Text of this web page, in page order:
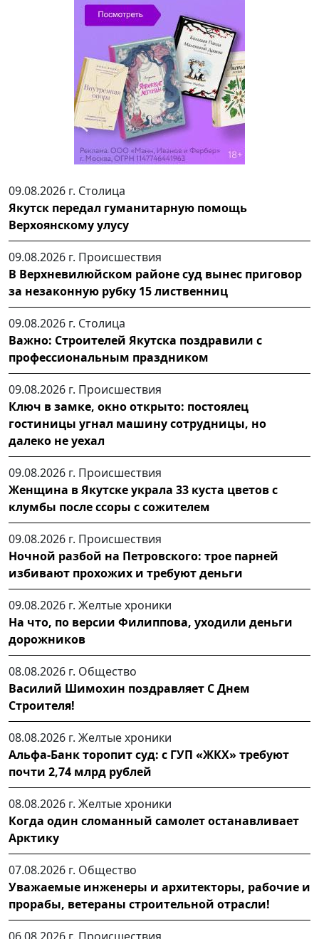
09.08.2026 г. Столица
Якутск передал гуманитарную помощь
Верхоянскому улусу
09.08.2026 г. Происшествия
В Верхневилюйском районе суд вынес приговор
за незаконную рубку 15 лиственниц
09.08.2026 г. Столица
Важно: Строителей Якутска поздравили с
профессиональным праздником
09.08.2026 г. Происшествия
Ключ в замке, окно открыто: постоялец
гостиницы угнал машину сотрудницы, но
далеко не уехал
09.08.2026 г. Происшествия
Женщина в Якутске украла 33 куста цветов с
клумбы после ссоры с сожителем
09.08.2026 г. Происшествия
Ночной разбой на Петровского: трое парней
избивают прохожих и требуют деньги
09.08.2026 г. Желтые хроники
На что, по версии Филиппова, уходили деньги
дорожников
08.08.2026 г. Общество
Василий Шимохин поздравляет С Днем
Строителя!
08.08.2026 г. Желтые хроники
Альфа-Банк торопит суд: с ГУП «ЖКХ» требуют
почти 2,74 млрд рублей
08.08.2026 г. Желтые хроники
Когда один сломанный самолет останавливает
Арктику
07.08.2026 г. Общество
Уважаемые инженеры и архитекторы, рабочие и
прорабы, ветераны строительной отрасли!